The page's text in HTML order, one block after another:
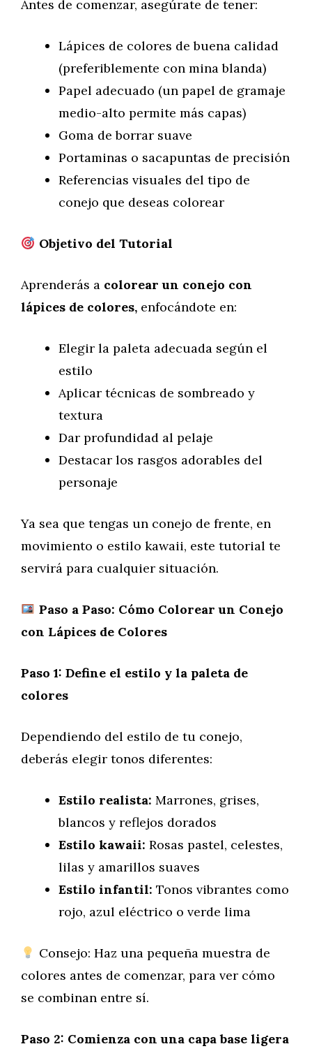
Antes de comenzar, asegúrate de tener:
Lápices de colores de buena calidad
(preferiblemente con mina blanda)
Papel adecuado (un papel de gramaje
medio-alto permite más capas)
Goma de borrar suave
Portaminas o sacapuntas de precisión
Referencias visuales del tipo de
conejo que deseas colorear
Objetivo del Tutorial
Aprenderás a colorear un conejo con
lápices de colores, enfocándote en:
Elegir la paleta adecuada según el
estilo
Aplicar técnicas de sombreado y
textura
Dar profundidad al pelaje
Destacar los rasgos adorables del
personaje
Ya sea que tengas un conejo de frente, en
movimiento o estilo kawaii, este tutorial te
servirá para cualquier situación.
Paso a Paso: Cómo Colorear un Conejo
con Lápices de Colores
Paso 1: Define el estilo y la paleta de
colores
Dependiendo del estilo de tu conejo,
deberás elegir tonos diferentes:
Estilo realista: Marrones, grises,
blancos y reflejos dorados
Estilo kawaii: Rosas pastel, celestes,
lilas y amarillos suaves
Estilo infantil: Tonos vibrantes como
rojo, azul eléctrico o verde lima
Consejo: Haz una pequeña muestra de
colores antes de comenzar, para ver cómo
se combinan entre sí.
Paso 2: Comienza con una capa base ligera